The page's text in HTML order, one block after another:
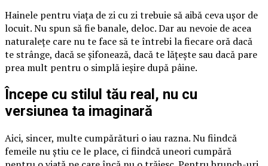
Hainele pentru viața de zi cu zi trebuie să aibă ceva ușor de
locuit. Nu spun să fie banale, deloc. Dar au nevoie de acea
naturalețe care nu te face să te întrebi la fiecare oră dacă
te strânge, dacă se șifonează, dacă te lățește sau dacă pare
prea mult pentru o simplă ieșire după pâine.
Începe cu stilul tău real, nu cu
versiunea ta imaginară
Aici, sincer, multe cumpărături o iau razna. Nu fiindcă
femeile nu știu ce le place, ci fiindcă uneori cumpără